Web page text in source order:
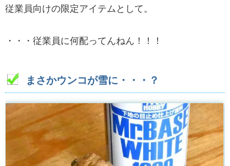
従業員向けの限定アイテムとして。
・・・従業員に何配ってんねん！！！
まさかウンコが雪に・・・？